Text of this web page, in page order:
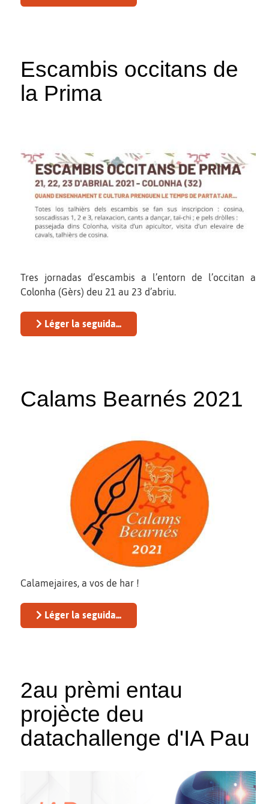
Escambis occitans de
la Prima
Tres jornadas d’escambis a l’entorn de l’occitan a
Colonha (Gèrs) deu 21 au 23 d’abriu.
Léger la seguida...
Calams Bearnés 2021
Calamejaires, a vos de har !
Léger la seguida...
2au prèmi entau
projècte deu
datachallenge d'IA Pau